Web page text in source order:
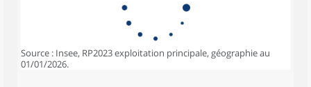
Source : Insee, RP2023 exploitation principale, géographie au
01/01/2026.